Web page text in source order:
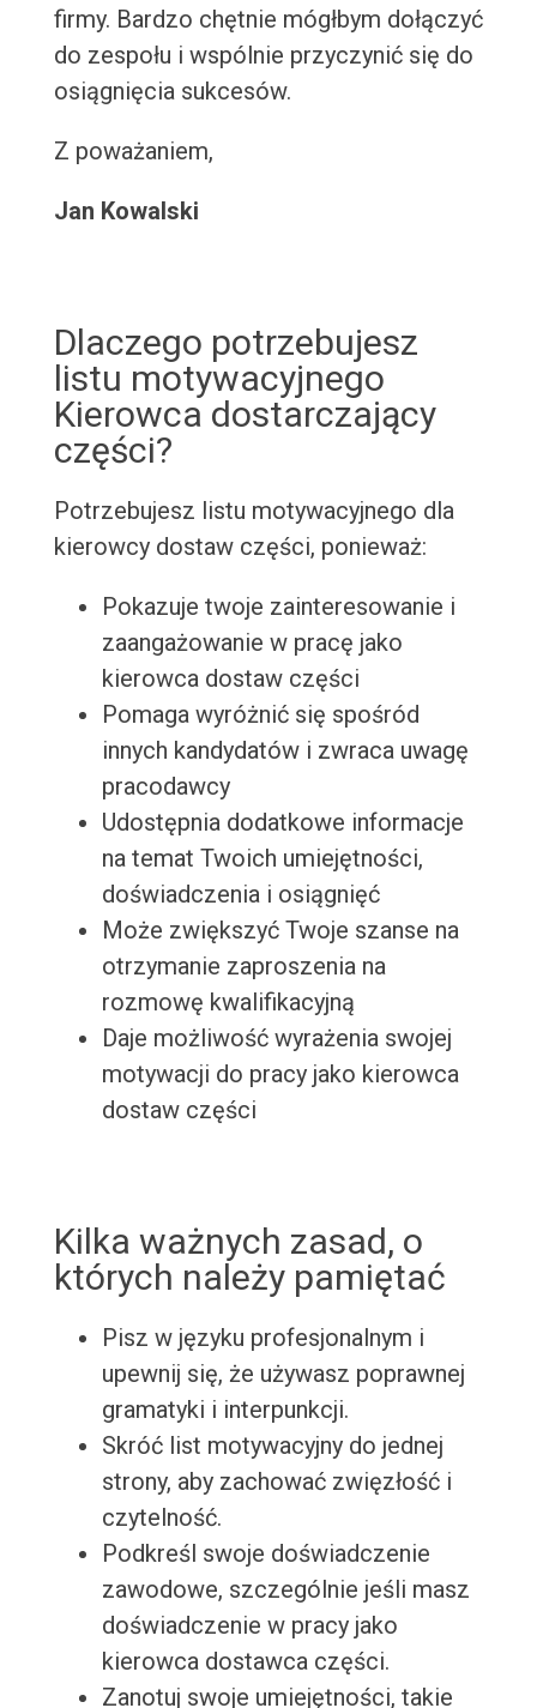
firmy. Bardzo chętnie mógłbym dołączyć
do zespołu i wspólnie przyczynić się do
osiągnięcia sukcesów.
Z poważaniem,
Jan Kowalski
Dlaczego potrzebujesz
listu motywacyjnego
Kierowca dostarczający
części?
Potrzebujesz listu motywacyjnego dla
kierowcy dostaw części, ponieważ:
Pokazuje twoje zainteresowanie i
zaangażowanie w pracę jako
kierowca dostaw części
Pomaga wyróżnić się spośród
innych kandydatów i zwraca uwagę
pracodawcy
Udostępnia dodatkowe informacje
na temat Twoich umiejętności,
doświadczenia i osiągnięć
Może zwiększyć Twoje szanse na
otrzymanie zaproszenia na
rozmowę kwalifikacyjną
Daje możliwość wyrażenia swojej
motywacji do pracy jako kierowca
dostaw części
Kilka ważnych zasad, o
których należy pamiętać
Pisz w języku profesjonalnym i
upewnij się, że używasz poprawnej
gramatyki i interpunkcji.
Skróć list motywacyjny do jednej
strony, aby zachować zwięzłość i
czytelność.
Podkreśl swoje doświadczenie
zawodowe, szczególnie jeśli masz
doświadczenie w pracy jako
kierowca dostawca części.
Zanotuj swoje umiejętności, takie